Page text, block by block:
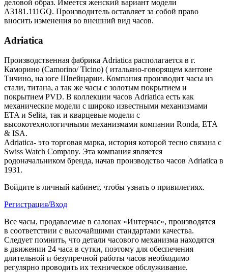
деловой образ. Имеется женский вариант модели
A3181.111GQ. Производитель оставляет за собой право
вносить изменения во внешний вид часов.
Adriatica
Производственная фабрика Adriatica располагается в г.
Каморино (Camorino/ Ticino) ( итальяно-говорящем кантоне
Тичино, на юге Швейцарии. Компания производит часы из
стали, титана, а так же часы с золотым покрытием и
покрытием PVD. В коллекции часов Adriatica есть как
механические модели с широко известными механизмами
ETA и Selita, так и кварцевые модели с
высокотехнологичными механизмами компании Ronda, ETA
& ISA.
Adriatica- это торговая марка, история которой тесно связана с
Swiss Watch Company. Эта компания является
родоначальником бренда, начав производство часов Adriatica в
1931.
Войдите в личный кабинет, чтобы узнать о привилегиях.
Регистрация/Вход
Все часы, продаваемые в салонах «Интерчас», производятся
в соответствии с высочайшими стандартами качества.
Следует помнить, что детали часового механизма находятся
в движении 24 часа в сутки, поэтому для обеспечения
длительной и безупречной работы часов необходимо
регулярно проводить их техническое обслуживание.